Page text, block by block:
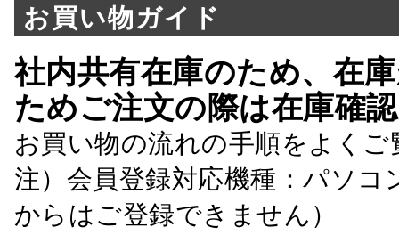
お買い物ガイド
社内共有在庫のため、在
ためご注文の際は在庫確
お買い物の流れの手順をよくご
注）会員登録対応機種：パソ
からはご登録できません）